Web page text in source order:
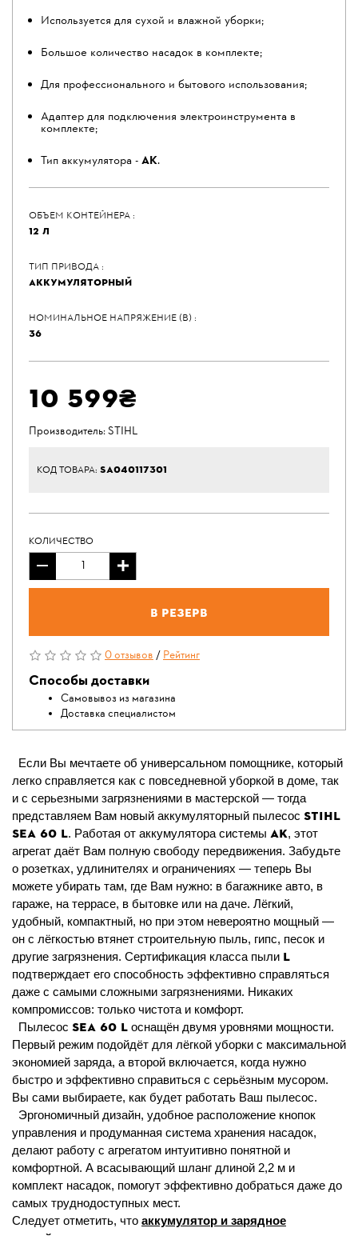
Используется для сухой и влажной уборки;
Большое количество насадок в комплекте;
Для профессионального и бытового использования;
Адаптер для подключения электроинструмента в
комплекте;
Тип аккумулятора -AК.
ОБЪЕМ КОНТЕЙНЕРА :
12 Л
ТИП ПРИВОДА :
АККУМУЛЯТОРНЫЙ
НОМИНАЛЬНОЕ НАПРЯЖЕНИЕ (В) :
36
10 599₴
Производитель:STIHL
КОД ТОВАРА: SA040117301
КОЛИЧЕСТВО
В резерв
0 отзывов/Рейтинг
Способы доставки
Самовывоз из магазина
Доставка специалистом
Если Вы мечтаете об универсальном помощнике, который
легко справляется как с повседневной уборкой в доме, так
и с серьезными загрязнениями в мастерской — тогда
представляем Вам новый аккумуляторный пылесос STIHL
SEA 60 L. Работая от аккумулятора системы AK, этот
агрегат даёт Вам полную свободу передвижения. Забудьте
о розетках, удлинителях и ограничениях — теперь Вы
можете убирать там, где Вам нужно: в багажнике авто, в
гараже, на террасе, в бытовке или на даче. Лёгкий,
удобный, компактный, но при этом невероятно мощный —
он с лёгкостью втянет строительную пыль, гипс, песок и
другие загрязнения. Сертификация класса пыли L
подтверждает его способность эффективно справляться
даже с самыми сложными загрязнениями. Никаких
компромиссов: только чистота и комфорт.
Пылесос SEA 60 L оснащён двумя уровнями мощности.
Первый режим подойдёт для лёгкой уборки с максимальной
экономией заряда, а второй включается, когда нужно
быстро и эффективно справиться с серьёзным мусором.
Вы сами выбираете, как будет работать Ваш пылесос.
Эргономичный дизайн, удобное расположение кнопок
управления и продуманная система хранения насадок,
делают работу с агрегатом интуитивно понятной и
комфортной. А всасывающий шланг длиной 2,2 м и
комплект насадок, помогут эффективно добраться даже до
самых труднодоступных мест.
Следует отметить, что аккумулятор и зарядное